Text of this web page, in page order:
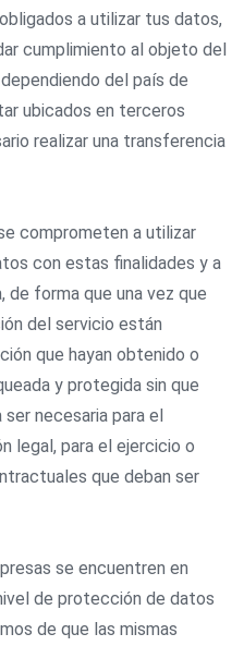
a utilizar tus datos,
cumplimiento al objeto del
del país de
ubicados en terceros
realizar una transferencia
comprometen a utilizar
con estas finalidades y a
de forma que una vez que
del servicio están
que hayan obtenido o
y protegida sin que
necesaria para el
legal, para el ejercicio o
que deban ser
se encuentren en
de protección de datos
de que las mismas